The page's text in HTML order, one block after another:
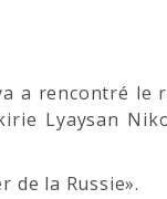
a rencontré le
Lyaysan
de la Russie».